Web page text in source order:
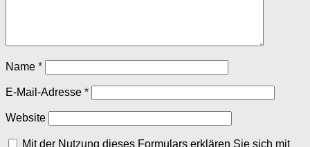
Name *
E-Mail-Adresse *
Website
Mit der Nutzung dieses Formulars erklären Sie sich mit